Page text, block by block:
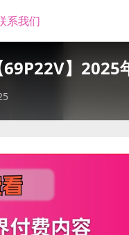
系我们
】2025